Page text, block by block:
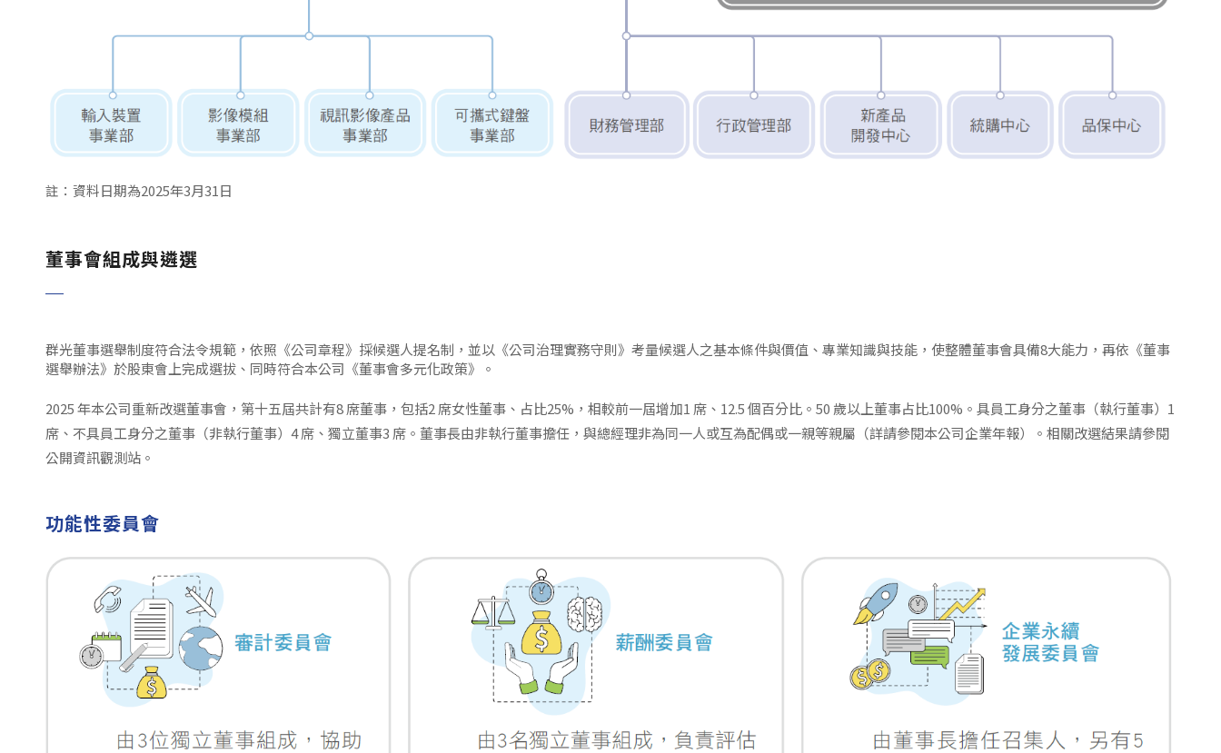
註：資料日期為2025年3月31日
董事會組成與遴選
群光董事選舉制度符合法令規範，依照《公司章程》採候選人提名制，並以《公司治理實務守則》考量候選人之基本條件與價值、專業知識與技能，使整體董事會具備8大能力，再依《董事
選舉辦法》於股東會上完成選拔、同時符合本公司《董事會多元化政策》。
2025 年本公司重新改選董事會，第十五屆共計有8 席董事，包括2 席女性董事、占比25%，相較前一屆增加1 席、12.5 個百分比。50 歲以上董事占比100%。具員工身分之董事（執行董事）1
席、不具員工身分之董事（非執行董事）4 席、獨立董事3 席。董事長由非執行董事擔任，與總經理非為同一人或互為配偶或一親等親屬（詳請參閱本公司企業年報）。相關改選結果請參閱
公開資訊觀測站。
功能性委員會